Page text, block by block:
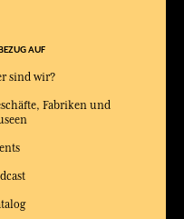
AUF
sind wir?
Fabriken und